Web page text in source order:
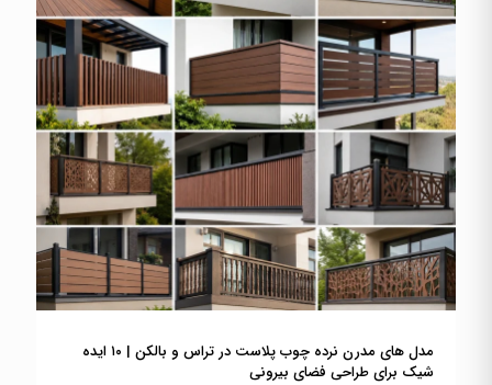
مدل های مدرن نرده چوب پلاست در تراس و بالکن | ۱۰ ایده
شیک برای طراحی فضای بیرونی